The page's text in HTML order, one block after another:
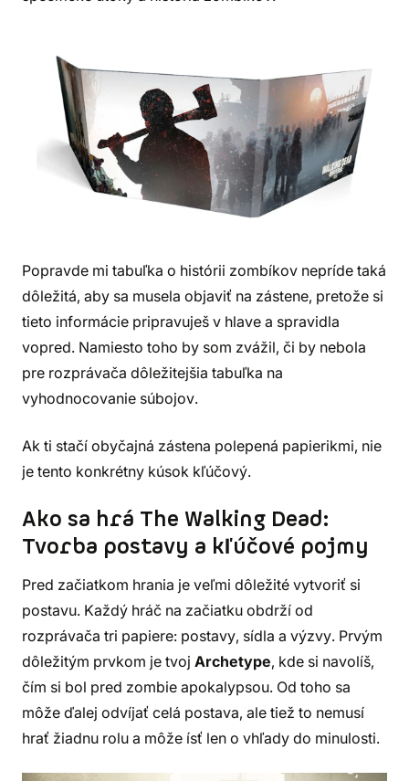
Popravde mi tabuľka o histórii zombíkov nepríde taká
dôležitá, aby sa musela objaviť na zástene, pretože si
tieto informácie pripravuješ v hlave a spravidla
vopred. Namiesto toho by som zvážil, či by nebola
pre rozprávača dôležitejšia tabuľka na
vyhodnocovanie súbojov.
Ak ti stačí obyčajná zástena polepená papierikmi, nie
je tento konkrétny kúsok kľúčový.
Ako sa hrá The Walking Dead:
Tvorba postavy a kľúčové pojmy
Pred začiatkom hrania je veľmi dôležité vytvoriť si
postavu. Každý hráč na začiatku obdrží od
rozprávača tri papiere: postavy, sídla a výzvy. Prvým
dôležitým prvkom je tvoj Archetype, kde si navolíš,
čím si bol pred zombie apokalypsou. Od toho sa
môže ďalej odvíjať celá postava, ale tiež to nemusí
hrať žiadnu rolu a môže ísť len o vhľady do minulosti.